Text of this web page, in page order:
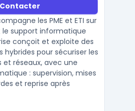
Contacter
les PME et ETI sur
le support informatique
conçoit et exploite des
hybrides pour sécuriser les
et réseaux, avec une
: supervision, mises
et reprise après